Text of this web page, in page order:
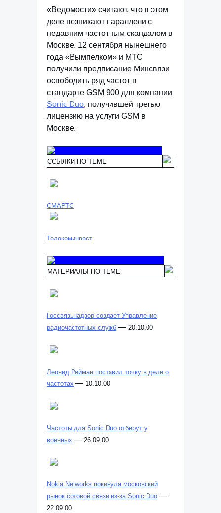
«Ведомости» считают, что в этом
деле возникают параллели с
недавним частотным скандалом в
Москве. 12 сентября нынешнего
года «Вымпелком» и МТС
получили предписание Минсвязи
освободить ряд частот в
стандарте GSM 900 для компании
Sonic Duo, получившей третью
лицензию на услуги GSM в
Москве.
ССЫЛКИ ПО ТЕМЕ
СМАРТС
Телекоминвест
МАТЕРИАЛЫ ПО ТЕМЕ
Госсвязьнадзор создает Управление
радиочастотных служб — 20.10.00
Леонид Рейман поставил точку в деле о
частотах — 10.10.00
Частоты для Sonic Duo отберут у
военных — 26.09.00
Nokia Networks покинула московский
рынок сотовой связи из-за Sonic Duo —
22.09.00